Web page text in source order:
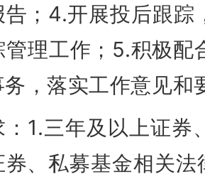
告；4.开展投后跟
管理工作；5.积极
，落实工作意见和
1.三年及以上证
券、私募基金相关